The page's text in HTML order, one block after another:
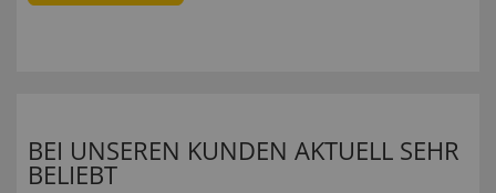
BEI UNSEREN KUNDEN AKTUELL SEHR
BELIEBT